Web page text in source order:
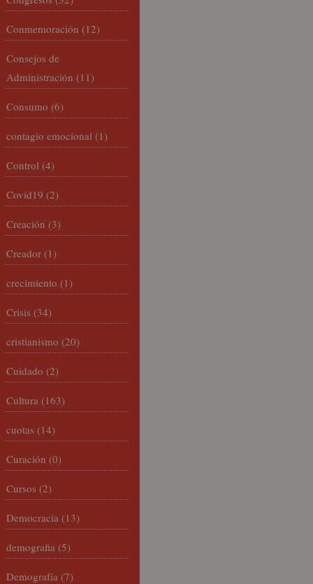
Conmemoración (12)
Consejos de
Administración (11)
Consumo (6)
contagio emocional (1)
Control (4)
Covid19 (2)
Creación (3)
Creador (1)
crecimiento (1)
Crisis (34)
cristianismo (20)
Cuidado (2)
Cultura (163)
cuotas (14)
Curación (0)
Cursos (2)
Democracia (13)
demografia (5)
Demografía (7)